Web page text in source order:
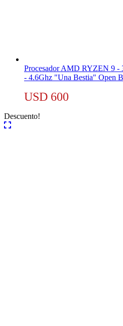
Procesador AMD RYZEN 9 -
- 4.6Ghz "Una Bestia" Open
USD 600
Descuento!